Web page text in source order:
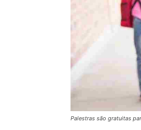
Palestras são gratuitas